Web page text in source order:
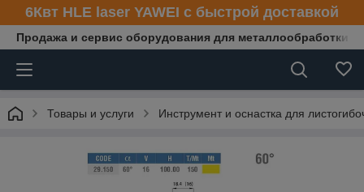
6Квт HLE laser YAWEI с быстрой доставкой
Продажа и сервис оборудования для металлообработки
Товары и услуги Инструмент и оснастка для